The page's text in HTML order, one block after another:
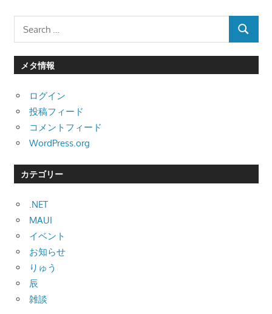
SEARCH
メタ情報
ログイン
投稿フィード
コメントフィード
WordPress.org
カテゴリー
.NET
MAUI
イベント
お知らせ
りゅう
辰
雑談